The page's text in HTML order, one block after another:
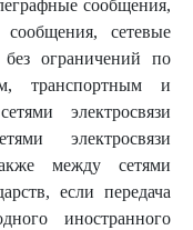
сообщения,
сетевые
ограничений по
транспортным и
электросвязи
электросвязи
между сетями
если передача
иностранного